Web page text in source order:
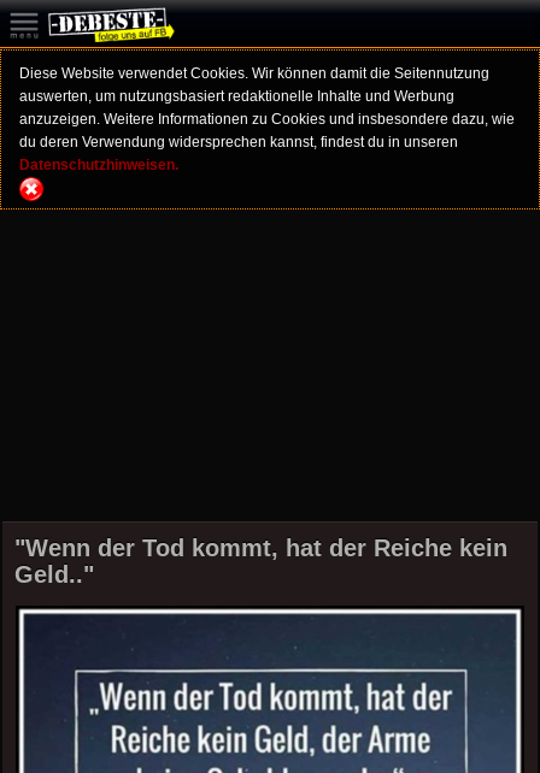
Diese Website verwendet Cookies. Wir können damit die Seitennutzung
auswerten, um nutzungsbasiert redaktionelle Inhalte und Werbung
anzuzeigen. Weitere Informationen zu Cookies und insbesondere dazu, wie
du deren Verwendung widersprechen kannst, findest du in unseren
Datenschutzhinweisen.
"Wenn der Tod kommt, hat der Reiche kein
Geld.."